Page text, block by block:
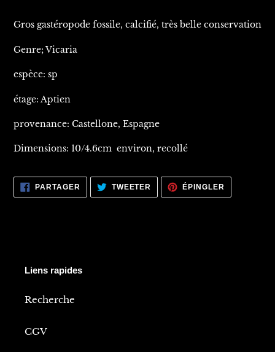
panier
Gros gastéropode fossile, calcifié, très belle conservation
Genre; Vicaria
espèce: sp
étage: Aptien
provenance: Castellone, Espagne
Dimensions: 10/4.6cm environ, recollé
PARTAGER PARTAGER
SUR
FACEBOOK
TWEETER TWEETER
SUR
TWITTER
ÉPINGLER
PINTEREST
Liens rapides
Recherche
CGV